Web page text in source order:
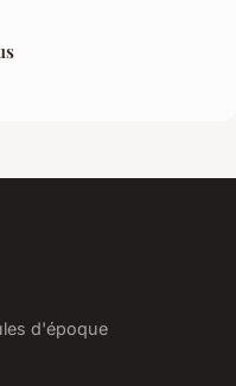
d'époque